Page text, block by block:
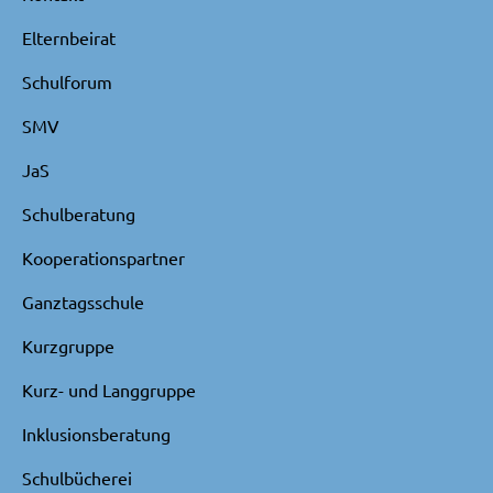
Elternbeirat
Schulforum
SMV
JaS
Schulberatung
Kooperationspartner
Ganztagsschule
Kurzgruppe
Kurz- und Langgruppe
Inklusionsberatung
Schulbücherei